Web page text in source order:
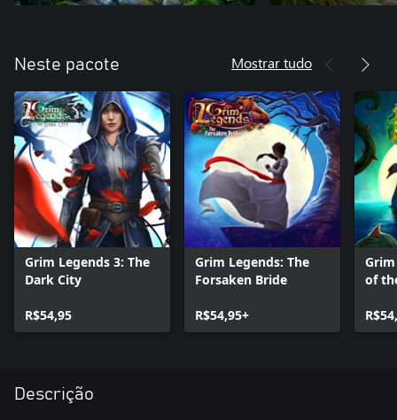
Neste pacote Mostrar tudo
Grim Legends 3: The
Dark City
R$54,95
Grim Legends: The
Forsaken Bride
R$54,95+
of
Descrição